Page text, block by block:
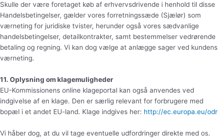
Skulle der være foretaget køb af erhvervsdrivende i henhold til disse
Handelsbetingelser, gælder vores forretningssæde (Sjælør) som
værneting for juridiske tvister, herunder også vores sædvanlige
handelsbetingelser, detailkontrakter, samt bestemmelser vedrørende
betaling og regning. Vi kan dog vælge at anlægge sager ved kundens
værneting.
11. Oplysning om klagemuligheder
EU-Kommissionens online klageportal kan også anvendes ved
indgivelse af en klage. Den er særlig relevant for forbrugere med
bopæl i et andet EU-land. Klage indgives her: http://ec.europa.eu/odr
Vi håber dog, at du vil tage eventuelle udfordringer direkte med os.